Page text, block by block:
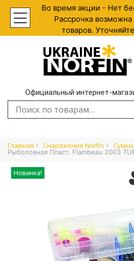
Во время акции - Нет
Рассрочка возможна
товаров.
Официальный интернет-
Искать:
Главная Снаряжение Norfin
Рыболовная Пласт. Flambeau 2003
Новинка!